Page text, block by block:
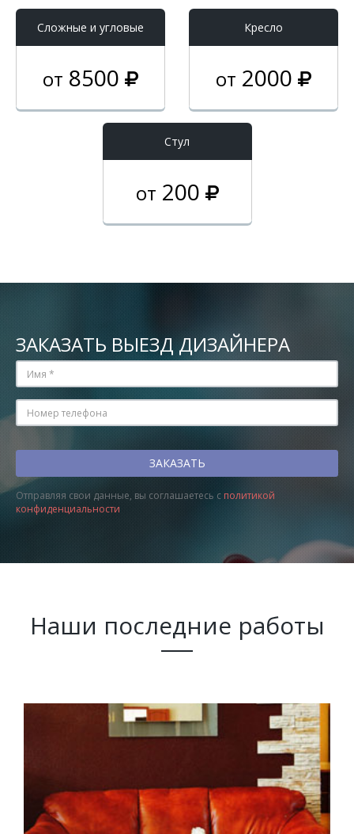
Cложные и угловые
от 8500
Кресло
от 2000
Стул
от 200
ЗАКАЗАТЬ ВЫЕЗД ДИЗАЙНЕРА
Отправляя свои данные, вы соглашаетесь с политикой
конфиденциальности
Наши последние работы